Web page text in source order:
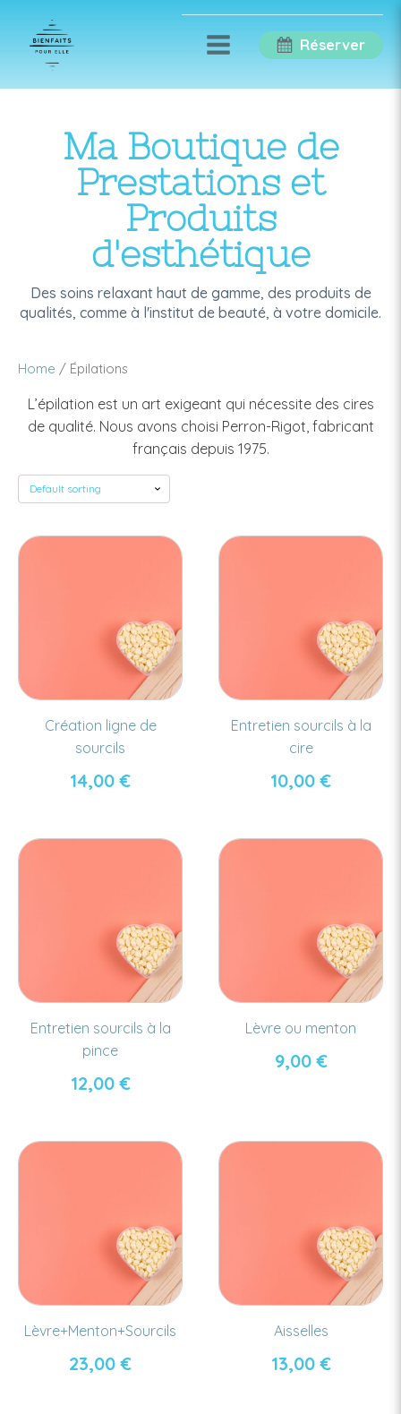
Réserver
Ma Boutique de
Prestations et
Produits
d'esthétique
Des soins relaxant haut de gamme, des produits de
qualités, comme à l'institut de beauté, à votre domicile.
Home / Épilations
L’épilation est un art exigeant qui nécessite des cires
de qualité. Nous avons choisi Perron-Rigot, fabricant
français depuis 1975.
Création ligne de
sourcils
14,00€
Entretien sourcils à la
cire
10,00€
Entretien sourcils à la
pince
12,00€
Lèvre ou menton
9,00€
Lèvre+Menton+Sourcils
23,00€
Aisselles
13,00€